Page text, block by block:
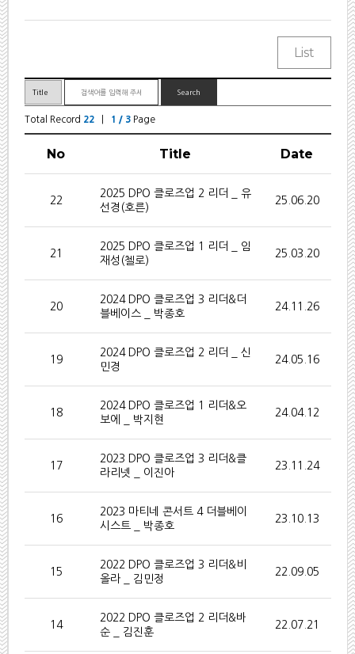
Total Record 22| 1 / 3Page
No Title Date
22
2025 DPO 클로즈업 2 리더 _ 유
선경(호른)
25.06.20
21
2025 DPO 클로즈업 1 리더 _ 임
재성(첼로)
25.03.20
20
2024 DPO 클로즈업 3 리더&더
블베이스 _ 박종호
24.11.26
19
2024 DPO 클로즈업 2 리더 _ 신
민경
24.05.16
18
2024 DPO 클로즈업 1 리더&오
보에 _ 박지현
24.04.12
17
2023 DPO 클로즈업 3 리더&클
라리넷 _ 이진아
23.11.24
16
2023 마티네 콘서트 4 더블베이
시스트 _ 박종호
23.10.13
15
2022 DPO 클로즈업 3 리더&비
올라 _ 김민정
22.09.05
14
2022 DPO 클로즈업 2 리더&바
순 _ 김진훈
22.07.21